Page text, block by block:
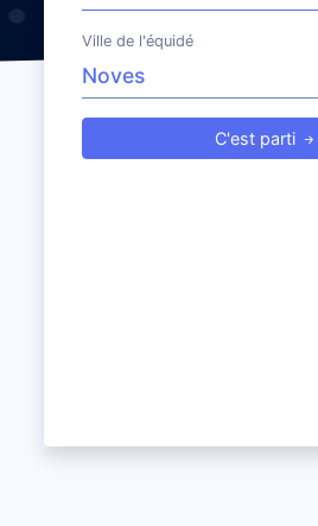
Ville de l'équidé
C'est parti